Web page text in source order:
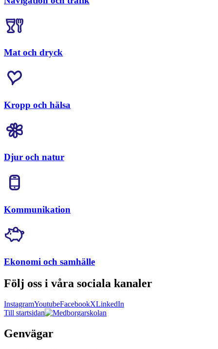
Mat och dryck
Kropp och hälsa
Djur och natur
Kommunikation
Ekonomi och samhälle
Följ oss i våra sociala kanaler
InstagramYoutubeFacebookXLinkedIn
Till startsidan
Genvägar